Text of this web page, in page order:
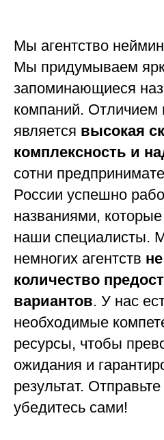
Мы агентство
Мы придумываем
запоминающиеся
компаний. Отличием
является высокая
комплексность и
сотни
России успешно
названиями,
наши специалисты.
немногих агентств
количество
вариантов. У нас
необходимые
ресурсы, чтобы
ожидания и
результат.
убедитесь сами!